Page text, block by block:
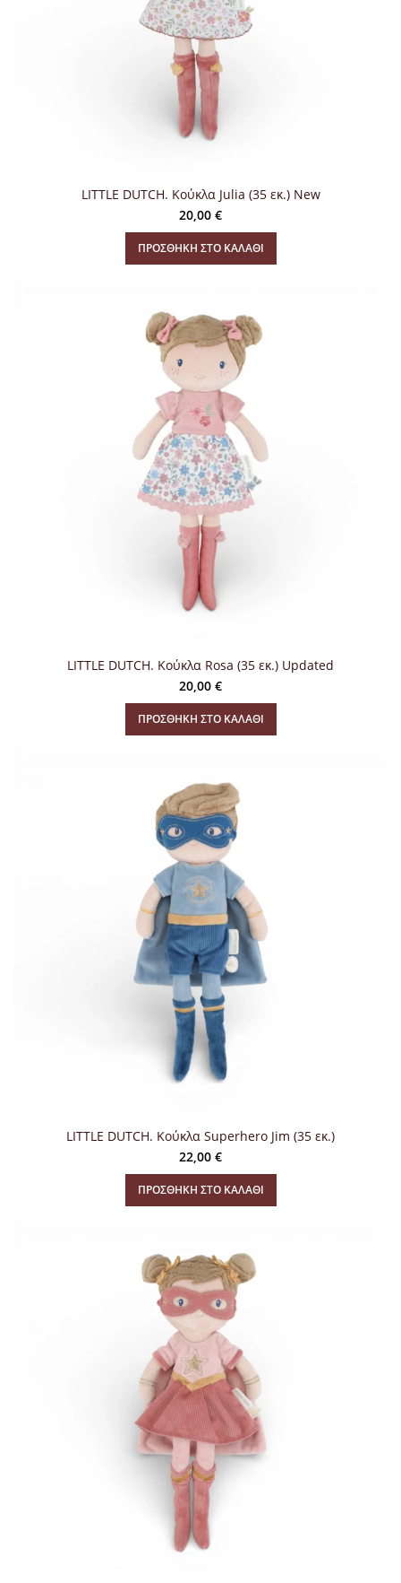
LITTLE DUTCH. Κούκλα Julia (35 εκ.) New
20,00 €
ΠΡΟΣΘΉΚΗ ΣΤΟ ΚΑΛΆΘΙ
LITTLE DUTCH. Κούκλα Rosa (35 εκ.) Updated
20,00 €
ΠΡΟΣΘΉΚΗ ΣΤΟ ΚΑΛΆΘΙ
LITTLE DUTCH. Κούκλα Superhero Jim (35 εκ.)
22,00 €
ΠΡΟΣΘΉΚΗ ΣΤΟ ΚΑΛΆΘΙ